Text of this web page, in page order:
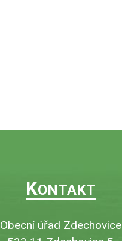
KONTAKT
Obecní úřad Zdechovice